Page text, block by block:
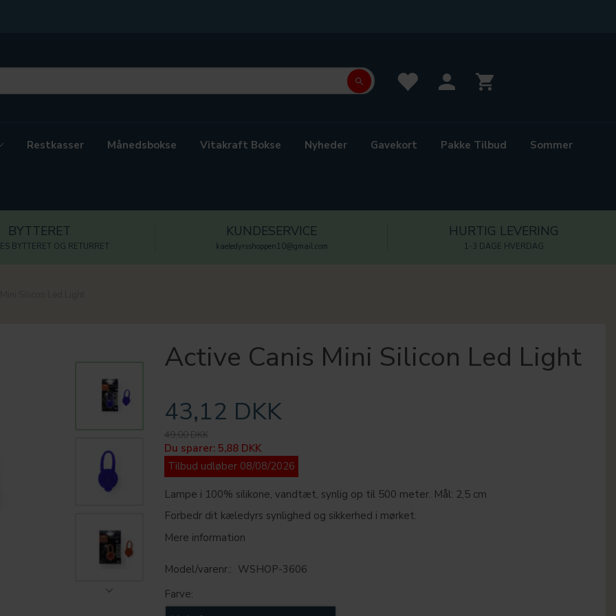
Restkasser Månedsbokse Vitakraft Bokse Nyheder Gavekort Pakke Tilbud Sommer
BYTTERET
BYTTERET OG RETURRET
KUNDESERVICE
kaeledyrsshoppen10@gmail.com
HURTIG LEVERING
1-3 DAGE HVERDAG
Active Canis Mini Silicon Led Light
43,12 DKK
49,00 DKK
Du sparer: 5,88 DKK
Tilbud udløber 08/08/2026
Lampe i 100% silikone, vandtæt, synlig op til 500 meter. Mål: 2,5 cm
Forbedr dit kæledyrs synlighed og sikkerhed i mørket.
Mere information
Model/varenr.: WSHOP-3606
Farve: